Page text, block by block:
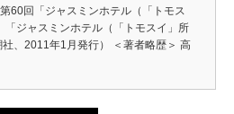
60回「ジャスミンホテル（「トモス
「ジャスミンホテル（「トモスイ」所
、2011年1月発行） ＜著者略歴＞ 高